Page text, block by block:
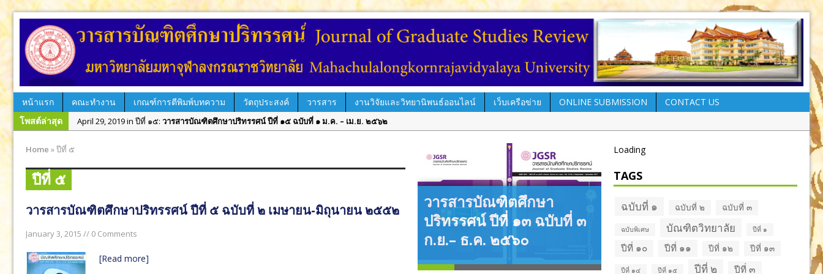
หน้าแรก คณะทำงาน เกณฑ์การตีพิมพ์บทความ วัตถุประสงค์ วารสาร งานวิจัยและวิทยานิพนธ์ออนไลน์ เว็บเครือข่าย ONLINE SUBMISSION
CONTACT US
โพสต์ล่าสุด
April 29, 2019 in ปีที่ ๑๕: วารสารบัณฑิตศึกษาปริทรรศน์ ปีที่ ๑๕ ฉบับที่ ๑ ม.ค. – เม.ย. ๒๕๖๒
วารสารบัณฑิตศึกษาปริทรรศน์ ปีที่ ๑๔ ฉบับพิเศษ เล่ม ๑ มิ.ย. – ก.ย. ๒๕๖๑
August 12, 2018 in ปีที่ ๑๔:วารสารบัณฑิตศึกษาปริทรรศน์ ปีที่ ๑๔ ฉบับที่ ๒ พ.ค. – ส.ค. ๒๕๖๑
December 28, 2017 in ปีที่ ๑๓:วารสารบัณฑิตศึกษาปริทรรศน์ ปีที่ ๑๓ ฉบับที่ ๓ ก.ย.– ธ.ค. ๒๕๖๐
June 29, 2017 in ฉบับพิเศษ:
Home »ปีที่ ๕
ปีที่ ๕
วารสารบัณฑิตศึกษาปริทรรศน์ ปีที่ ๕ ฉบับที่ ๒ เมษายน-มิถุนายน ๒๕๕๒
January 3, 2015 // 0 Comments
[Read more]
วารสารบัณฑิตศึกษา
ปริทรรศน์ ปีที่ ๑๓ ฉบับที่ ๓
ก.ย.– ธ.ค. ๒๕๖๐
วารสารบัณฑิตศึกษา
ปริทรรศน์ ปีที่ ๑๒ ฉบับที่ ๒
พ.ค. – ส.ค. ๒๕๕๙
Loading
TAGS
ฉบับที่ ๑ ฉบับที่ ๒ ฉบับที่ ๓
ฉบับพิเศษ บัณฑิตวิทยาลัย ปีที่ ๑
ปีที่ ๑๐ ปีที่ ๑๑ ปีที่ ๑๒ ปีที่ ๑๓
ปีที่ ๑๔ ปีที่ ๑๕ ปีที่ ๒ ปีที่ ๓